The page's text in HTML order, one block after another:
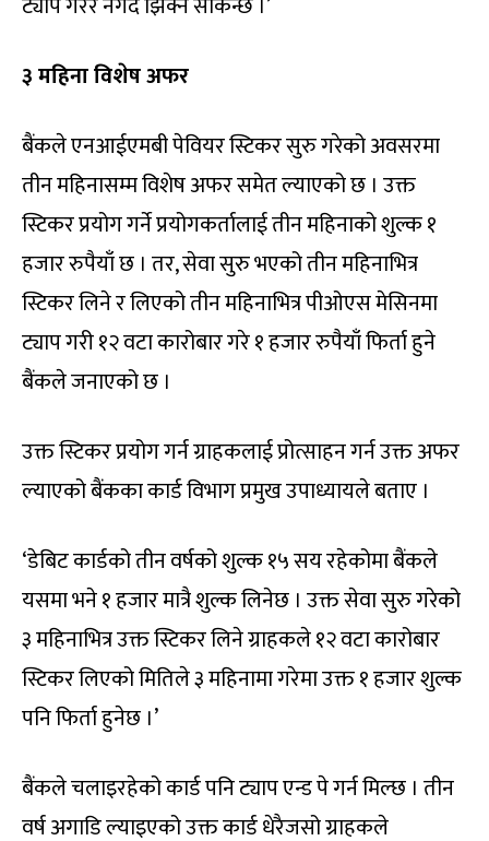
३ महिना विशेष अफर
बैंकले एनआईएमबी पेवियर स्टिकर सुरु गरेको अवसरमा
तीन महिनासम्म विशेष अफर समेत ल्याएको छ । उक्त
स्टिकर प्रयोग गर्ने प्रयोगकर्तालाई तीन महिनाको शुल्क १
हजार रुपैयाँ छ । तर, सेवा सुरु भएको तीन महिनाभित्र
स्टिकर लिने र लिएको तीन महिनाभित्र पीओएस मेसिनमा
ट्याप गरी १२ वटा कारोबार गरे १ हजार रुपैयाँ फिर्ता हुने
बैंकले जनाएको छ ।
उक्त स्टिकर प्रयोग गर्न ग्राहकलाई प्रोत्साहन गर्न उक्त अफर
ल्याएको बैंकका कार्ड विभाग प्रमुख उपाध्यायले बताए ।
‘डेबिट कार्डको तीन वर्षको शुल्क १५ सय रहेकोमा बैंकले
यसमा भने १ हजार मात्रै शुल्क लिनेछ । उक्त सेवा सुरु गरेको
३ महिनाभित्र उक्त स्टिकर लिने ग्राहकले १२ वटा कारोबार
स्टिकर लिएको मितिले ३ महिनामा गरेमा उक्त १ हजार शुल्क
पनि फिर्ता हुनेछ ।’
बैंकले चलाइरहेको कार्ड पनि ट्याप एन्ड पे गर्न मिल्छ । तीन
वर्ष अगाडि ल्याइएको उक्त कार्ड धेरैजसो ग्राहकले